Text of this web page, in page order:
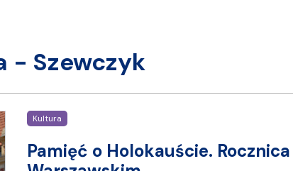
- Szewczyk
Kultura
Pamięć o Holokauście.